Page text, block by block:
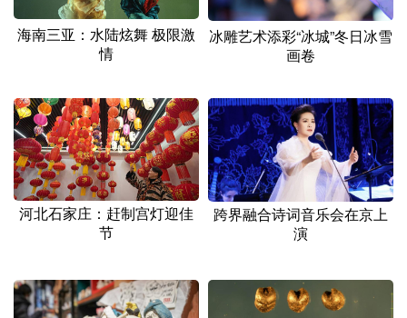
多语种频道
Русский язык 日本語 한국어
Deutsch Português
海南三亚：水陆炫舞 极限激
情
冰雕艺术添彩“冰城”冬日冰雪
画卷
河北石家庄：赶制宫灯迎佳
节
跨界融合诗词音乐会在京上
演